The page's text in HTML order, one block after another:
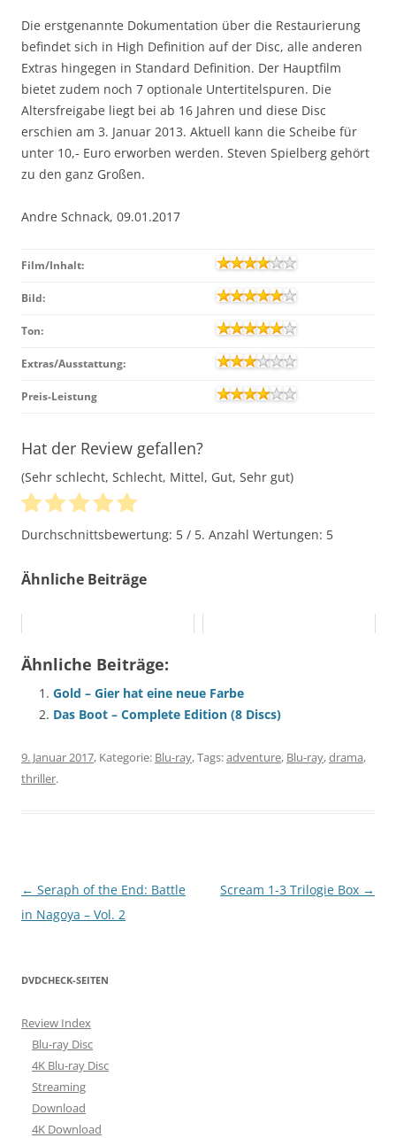
Die erstgenannte Dokumentation über die Restaurierung
befindet sich in High Definition auf der Disc, alle anderen
Extras hingegen in Standard Definition. Der Hauptfilm
bietet zudem noch 7 optionale Untertitelspuren. Die
Altersfreigabe liegt bei ab 16 Jahren und diese Disc
erschien am 3. Januar 2013. Aktuell kann die Scheibe für
unter 10,- Euro erworben werden. Steven Spielberg gehört
zu den ganz Großen.
Andre Schnack, 09.01.2017
Film/Inhalt:
Bild:
Ton:
Extras/Ausstattung:
Preis-Leistung
Hat der Review gefallen?
(Sehr schlecht, Schlecht, Mittel, Gut, Sehr gut)
Durchschnittsbewertung: 5 / 5. Anzahl Wertungen: 5
Ähnliche Beiträge
Ähnliche Beiträge:
Gold – Gier hat eine neue Farbe
Das Boot – Complete Edition (8 Discs)
9. Januar 2017, Kategorie: Blu-ray, Tags:adventure, Blu-ray,drama,
thriller.
Beitragsnavigation
← Seraph of the End: Battle
in Nagoya – Vol. 2
Scream 1-3 Trilogie Box →
DVDCHECK-SEITEN
Review Index
Blu-ray Disc
4K Blu-ray Disc
Streaming
Download
4K Download